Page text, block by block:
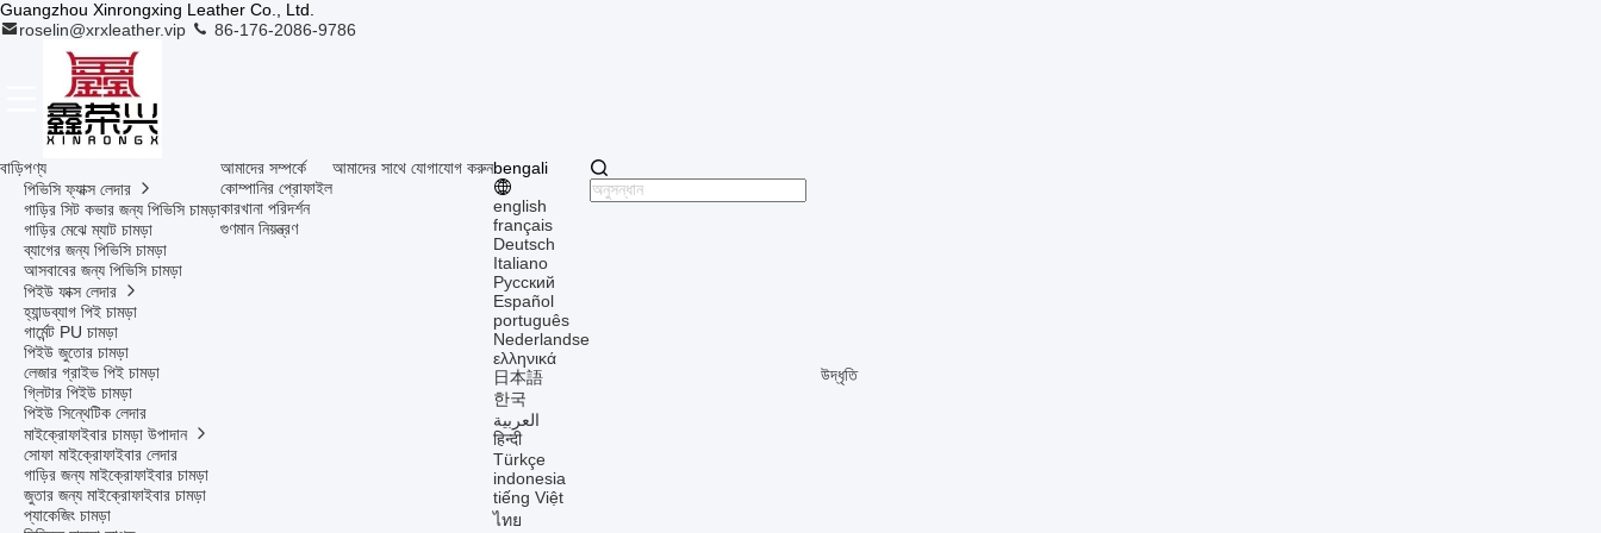
Guangzhou Xinrongxing Leather Co., Ltd.
roselin@xrxleather.vip
86-176-2086-9786
বাড়িপণ্য
পিভিসি ফ্যাক্স লেদার
গাড়ির সিট কভার জন্য পিভিসি চামড়া
গাড়ির মেঝে ম্যাট চামড়া
ব্যাগের জন্য পিভিসি চামড়া
আসবাবের জন্য পিভিসি চামড়া
পিইউ ফাক্স লেদার
হ্যান্ডব্যাগ পিই চামড়া
গার্মেন্ট PU চামড়া
পিইউ জুতোর চামড়া
লেজার গ্রাইভ পিই চামড়া
গ্লিটার পিইউ চামড়া
পিইউ সিন্থেটিক লেদার
মাইক্রোফাইবার চামড়া উপাদান
সোফা মাইক্রোফাইবার লেদার
গাড়ির জন্য মাইক্রোফাইবার চামড়া
জুতার জন্য মাইক্রোফাইবার চামড়া
প্যাকেজিং চামড়া
আমাদের সম্পর্কে
কোম্পানির প্রোফাইল
কারখানা পরিদর্শন
গুণমান নিয়ন্ত্রণ
আমাদের সাথে যোগাযোগ করুনbengali
english
français
Deutsch
Italiano
Русский
Español
português
Nederlandse
ελληνικά
日本語
한국
العربية
हिन्दी
Türkçe
indonesia
tiếng Việt
ไทย
উদ্ধৃতি